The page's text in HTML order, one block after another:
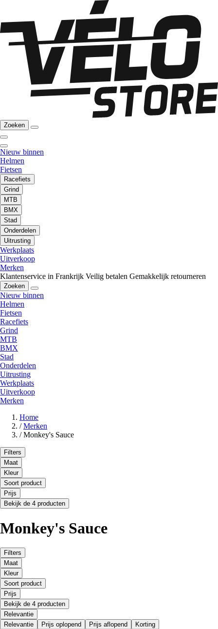
Zoeken
Nieuw binnen
Helmen
Fietsen
Racefiets
Grind
MTB
BMX
Stad
Onderdelen
Uitrusting
Werkplaats
Uitverkoop
Merken
Klantenservice in Frankrijk Veilig betalen Gemakkelijk retourneren
Zoeken
Nieuw binnen
Helmen
Fietsen
Racefiets
Grind
MTB
BMX
Stad
Onderdelen
Uitrusting
Werkplaats
Uitverkoop
Merken
Home
/ Merken
/ Monkey's Sauce
Filters
Maat
Kleur
Soort product
Prijs
Bekijk de 4 producten
Monkey's Sauce
Filters
Maat
Kleur
Soort product
Prijs
Bekijk de 4 producten
Relevantie
Relevantie
Prijs oplopend Prijs aflopend Korting